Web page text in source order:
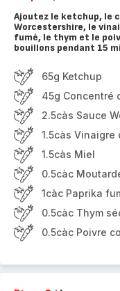
Ajoutez le ketchup, le
Worcestershire, le
fumé, le thym et le
bouillons pendant 15
65g Ketchup
45g Concentré
2.5càs Sauce
1.5càs Vinaigre
1.5càs Miel
0.5càc
1càc Paprika
0.5càc Thym
0.5càc Poivre